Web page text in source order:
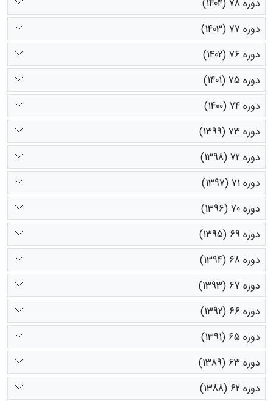
دوره 78 (1404)
دوره 77 (1403)
دوره 76 (1402)
دوره 75 (1401)
دوره 74 (1400)
دوره 73 (1399)
دوره 72 (1398)
دوره 71 (1397)
دوره 70 (1396)
دوره 69 (1395)
دوره 68 (1394)
دوره 67 (1393)
دوره 66 (1392)
دوره 65 (1391)
دوره 63 (1389)
دوره 62 (1388)